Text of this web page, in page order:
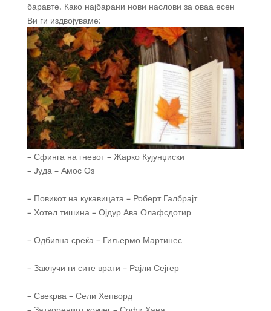
баравте. Како најбарани нови наслови за оваа есен
Ви ги издвојуваме:
– Сфинга на гневот – Жарко Кујунџиски
– Јуда – Амос Оз
– Повикот на кукавицата – Роберт Галбрајт
– Хотел тишина – Ојдур Ава Олафсдотир
– Одбивна среќа – Гиљермо Мартинес
– Заклучи ги сите врати – Рајли Сејгер
– Свекрва – Сели Хепворд